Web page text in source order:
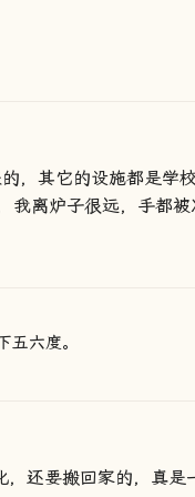
，其它的设施都是学
我离炉子很远，手都
六度。
还要搬回家的，真是